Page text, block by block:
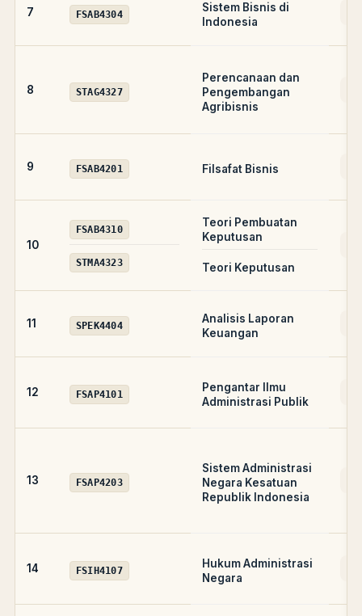
7 FSAB4304
Sistem Bisnis di
Indonesia
8 STAG4327
Perencanaan dan
Pengembangan
Agribisnis
9 FSAB4201 Filsafat Bisnis
10
FSAB4310
STMA4323
Teori Pembuatan
Keputusan
Teori Keputusan
11 SPEK4404
Analisis Laporan
Keuangan
12 FSAP4101
Pengantar Ilmu
Administrasi Publik
13 FSAP4203
Sistem Administrasi
Negara Kesatuan
Republik Indonesia
14 FSIH4107
Hukum Administrasi
Negara